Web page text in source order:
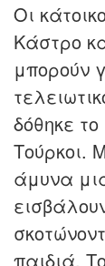
Οι
Κάστρο
μπορούν
δόθηκε
Τούρκοι.
άμυνα
παιδιά.